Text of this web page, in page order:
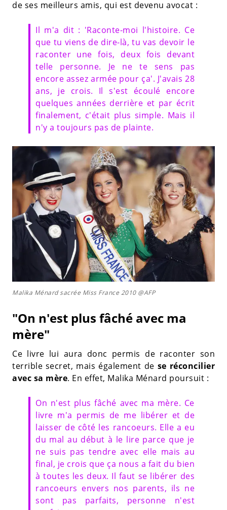
de ses meilleurs amis, qui est devenu avocat :
Il m'a dit : 'Raconte-moi l'histoire. Ce
que tu viens de dire-là, tu vas devoir le
raconter une fois, deux fois devant
telle personne. Je ne te sens pas
encore assez armée pour ça'. J'avais 28
ans, je crois. Il s'est écoulé encore
quelques années derrière et par écrit
finalement, c'était plus simple. Mais il
n'y a toujours pas de plainte.
Malika Ménard sacrée Miss France 2010 @AFP
"On n'est plus fâché avec ma
mère"
Ce livre lui aura donc permis de raconter son
terrible secret, mais également de se réconcilier
avec sa mère. En effet, Malika Ménard poursuit :
On n'est plus fâché avec ma mère. Ce
livre m'a permis de me libérer et de
laisser de côté les rancoeurs. Elle a eu
du mal au début à le lire parce que je
ne suis pas tendre avec elle mais au
final, je crois que ça nous a fait du bien
à toutes les deux. Il faut se libérer des
rancoeurs envers nos parents, ils ne
sont pas parfaits, personne n'est